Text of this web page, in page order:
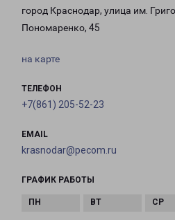
город Краснодар, улица им.
Пономаренко, 45
на карте
ТЕЛЕФОН
+7(861) 205-52-23
EMAIL
krasnodar@pecom.ru
ГРАФИК РАБОТЫ